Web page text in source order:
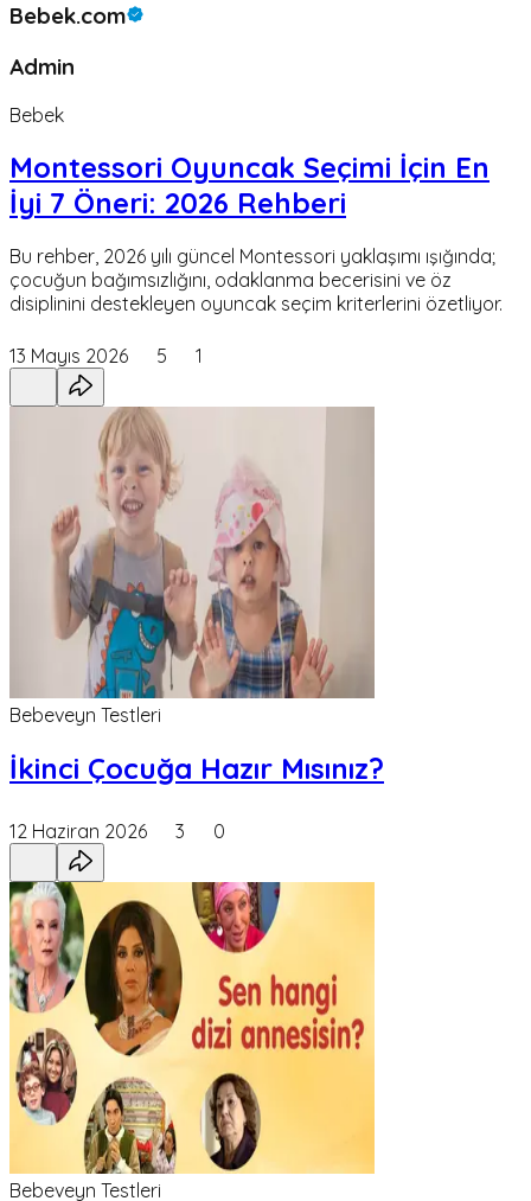
Bebek.com
Admin
Bebek
Montessori Oyuncak Seçimi İçin En
İyi 7 Öneri: 2026 Rehberi
Bu rehber, 2026 yılı güncel Montessori yaklaşımı ışığında;
çocuğun bağımsızlığını, odaklanma becerisini ve öz
disiplinini destekleyen oyuncak seçim kriterlerini özetliyor.
13 Mayıs 2026 5 1
Bebeveyn Testleri
İkinci Çocuğa Hazır Mısınız?
12 Haziran 2026 3 0
Bebeveyn Testleri